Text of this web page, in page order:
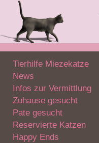
Tierhilfe Miezekatze
News
Infos zur Vermittlung
Zuhause gesucht
Pate gesucht
Reservierte Katzen
Happy Ends